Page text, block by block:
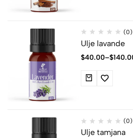
(0)
Ulje lavande
$40.00–$
(0)
Ulje tamjana